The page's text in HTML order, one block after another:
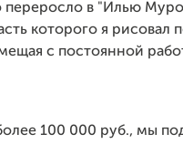
переросло в "Илью
которого я рисовал
с постоянной
100 000 руб., мы